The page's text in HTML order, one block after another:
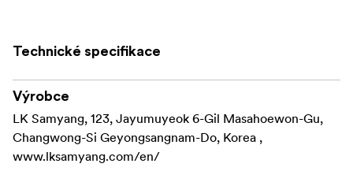
Technické specifikace
Výrobce
LK Samyang, 123, Jayumuyeok 6-Gil Masahoewon-Gu,
Changwong-Si Geyongsangnam-Do, Korea ,
www.lksamyang.com/en/